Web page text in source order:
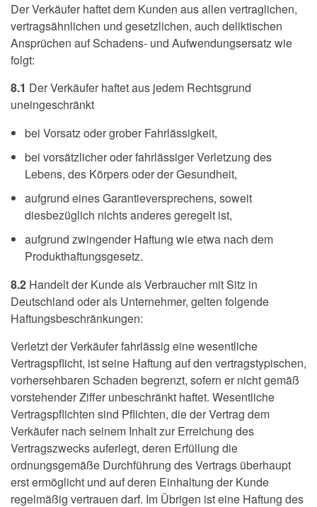
Der Verkäufer haftet dem Kunden aus allen vertraglichen,
vertragsähnlichen und gesetzlichen, auch deliktischen
Ansprüchen auf Schadens- und Aufwendungsersatz wie
folgt:
8.1 Der Verkäufer haftet aus jedem Rechtsgrund
uneingeschränkt
bei Vorsatz oder grober Fahrlässigkeit,
bei vorsätzlicher oder fahrlässiger Verletzung des
Lebens, des Körpers oder der Gesundheit,
aufgrund eines Garantieversprechens, soweit
diesbezüglich nichts anderes geregelt ist,
aufgrund zwingender Haftung wie etwa nach dem
Produkthaftungsgesetz.
8.2 Handelt der Kunde als Verbraucher mit Sitz in
Deutschland oder als Unternehmer, gelten folgende
Haftungsbeschränkungen:
Verletzt der Verkäufer fahrlässig eine wesentliche
Vertragspflicht, ist seine Haftung auf den vertragstypischen,
vorhersehbaren Schaden begrenzt, sofern er nicht gemäß
vorstehender Ziffer unbeschränkt haftet. Wesentliche
Vertragspflichten sind Pflichten, die der Vertrag dem
Verkäufer nach seinem Inhalt zur Erreichung des
Vertragszwecks auferlegt, deren Erfüllung die
ordnungsgemäße Durchführung des Vertrags überhaupt
erst ermöglicht und auf deren Einhaltung der Kunde
regelmäßig vertrauen darf. Im Übrigen ist eine Haftung des